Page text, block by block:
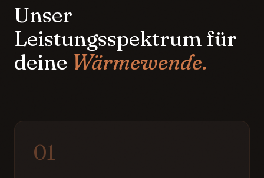
Unser
Leistungsspektrum für
deine Wärmewende.
01